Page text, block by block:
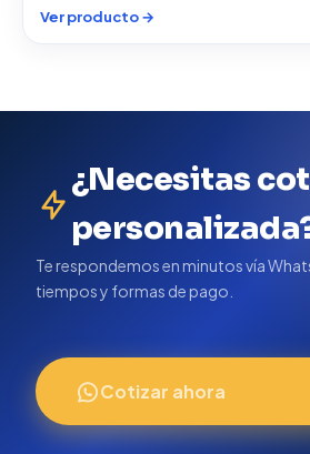
Ver producto →
¿Necesitas
Te respondemos en minutos vía
tiempos y formas de pago.
Cotizar ahora